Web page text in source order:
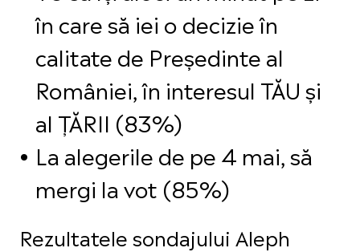
în care să iei o decizie în
calitate de Președinte al
României, în interesul TĂU și
al ȚĂRII (83%)
La alegerile de pe 4 mai, să
mergi la vot (85%)
Rezultatele sondajului Aleph